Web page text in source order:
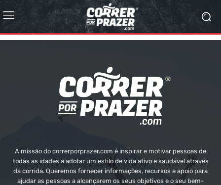
A missão do correrporprazer.com é inspirar e motivar pessoas de
todas as idades a adotar um estilo de vida ativo e saudável através
da corrida. Queremos fornecer informações, recursos e apoio para
ajudar as pessoas a alcançarem os seus objetivos e o seu bem-